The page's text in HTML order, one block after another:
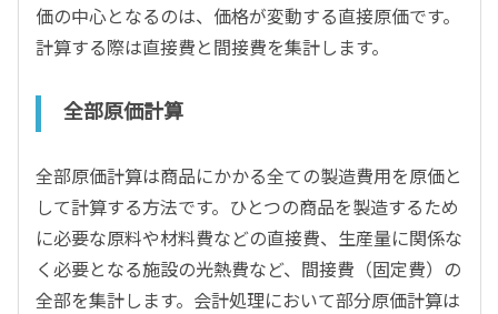
価の中心となるのは、価格が変動する直接原価です。
計算する際は直接費と間接費を集計します。
全部原価計算
全部原価計算は商品にかかる全ての製造費用を原価と
して計算する方法です。ひとつの商品を製造するため
に必要な原料や材料費などの直接費、生産量に関係な
く必要となる施設の光熱費など、間接費（固定費）の
全部を集計します。会計処理において部分原価計算は